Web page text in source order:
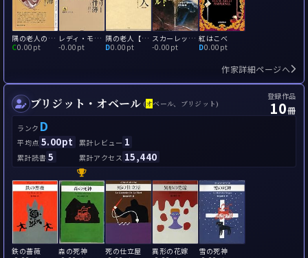
隅の老人の事件簿
C0.00pt
レディ・モリーの事件簿
-0.00pt
隅の老人【完全版】
D0.00pt
スカーレット・ピンパーネル
-0.00pt
紅はこべ
D0.00pt
作家詳細ページへ
ブリジット・オベール (オベール、ブリジット)
登録作品
10冊
ランク D
平均点 5.00pt 累計レビュー 1
累計読書 5 累計アクセス 15,440
鉄の薔薇
森の死神
死の仕立屋
異形の花嫁
雪の死神